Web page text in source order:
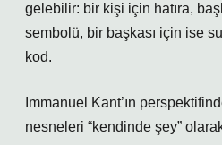
gelebilir: bir kişi için hatıra,
sembolü, bir başkası için ise
kod.
Immanuel Kant’ın
nesneleri “kendinde şey”